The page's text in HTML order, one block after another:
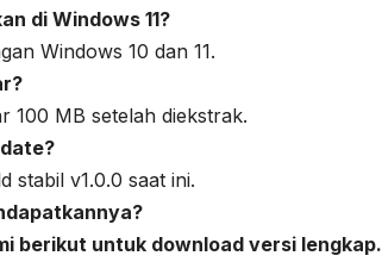
di Windows 11?
Windows 10 dan 11.
100 MB setelah diekstrak.
stabil v1.0.0 saat ini.
berikut untuk download versi lengkap.